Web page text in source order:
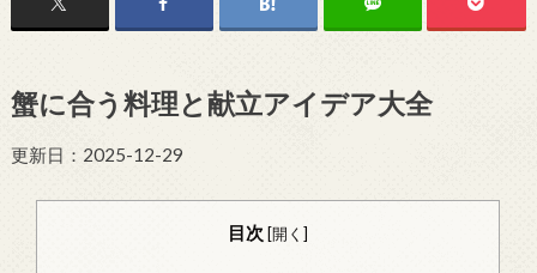
蟹に合う料理と献立アイデア大全
更新日：2025-12-29
目次 [開く]